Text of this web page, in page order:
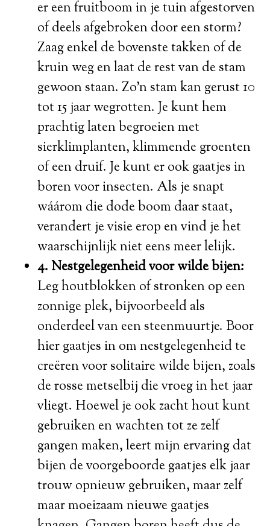
er een fruitboom in je tuin afgestorven
of deels afgebroken door een storm?
Zaag enkel de bovenste takken of de
kruin weg en laat de rest van de stam
gewoon staan. Zo’n stam kan gerust 10
tot 15 jaar wegrotten. Je kunt hem
prachtig laten begroeien met
sierklimplanten, klimmende groenten
of een druif. Je kunt er ook gaatjes in
boren voor insecten. Als je snapt
wáárom die dode boom daar staat,
verandert je visie erop en vind je het
waarschijnlijk niet eens meer lelijk.
4. Nestgelegenheid voor wilde bijen:
Leg houtblokken of stronken op een
zonnige plek, bijvoorbeeld als
onderdeel van een steenmuurtje. Boor
hier gaatjes in om nestgelegenheid te
creëren voor solitaire wilde bijen, zoals
de rosse metselbij die vroeg in het jaar
vliegt. Hoewel je ook zacht hout kunt
gebruiken en wachten tot ze zelf
gangen maken, leert mijn ervaring dat
bijen de voorgeboorde gaatjes elk jaar
trouw opnieuw gebruiken, maar zelf
maar moeizaam nieuwe gaatjes